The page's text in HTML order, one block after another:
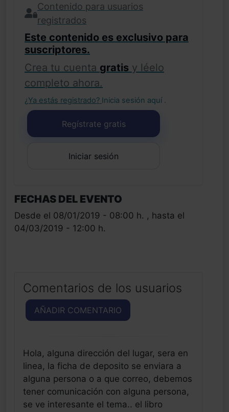
Contenido para usuarios
registrados
Este contenido es exclusivo para
suscriptores.
Crea tu cuenta gratis y léelo
completo ahora.
¿Ya estás registrado? Inicia sesión aquí .
Regístrate gratis
Iniciar sesión
FECHAS DEL EVENTO
Desde el 08/01/2019 - 08:00 h. , hasta el
04/03/2019 - 12:00 h.
Comentarios de los usuarios
AÑADIR COMENTARIO
Hola, alguna dirección del lugar, sera en
linea, la ficha de deposito se enviara a
alguna persona o a que correo, debemos
tener comunicación con alguna persona,
se ve interesante el tema.. el libro